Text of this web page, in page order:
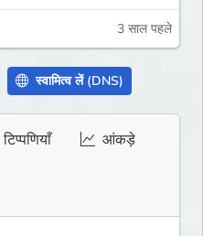
3 साल पहले
स्वामित्व लें (DNS)
टिप्पणियाँ आंकड़े